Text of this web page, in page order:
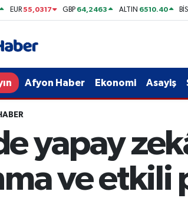
EUR55,0317 GBP 64,2463 ALTIN 6510.40
Afyon Haber Ekonomi Asayiş
yapay
ve etkili
Haritası